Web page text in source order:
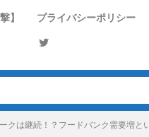
】 プライバシーポリシー
クは継続！？フードバンク需要増と